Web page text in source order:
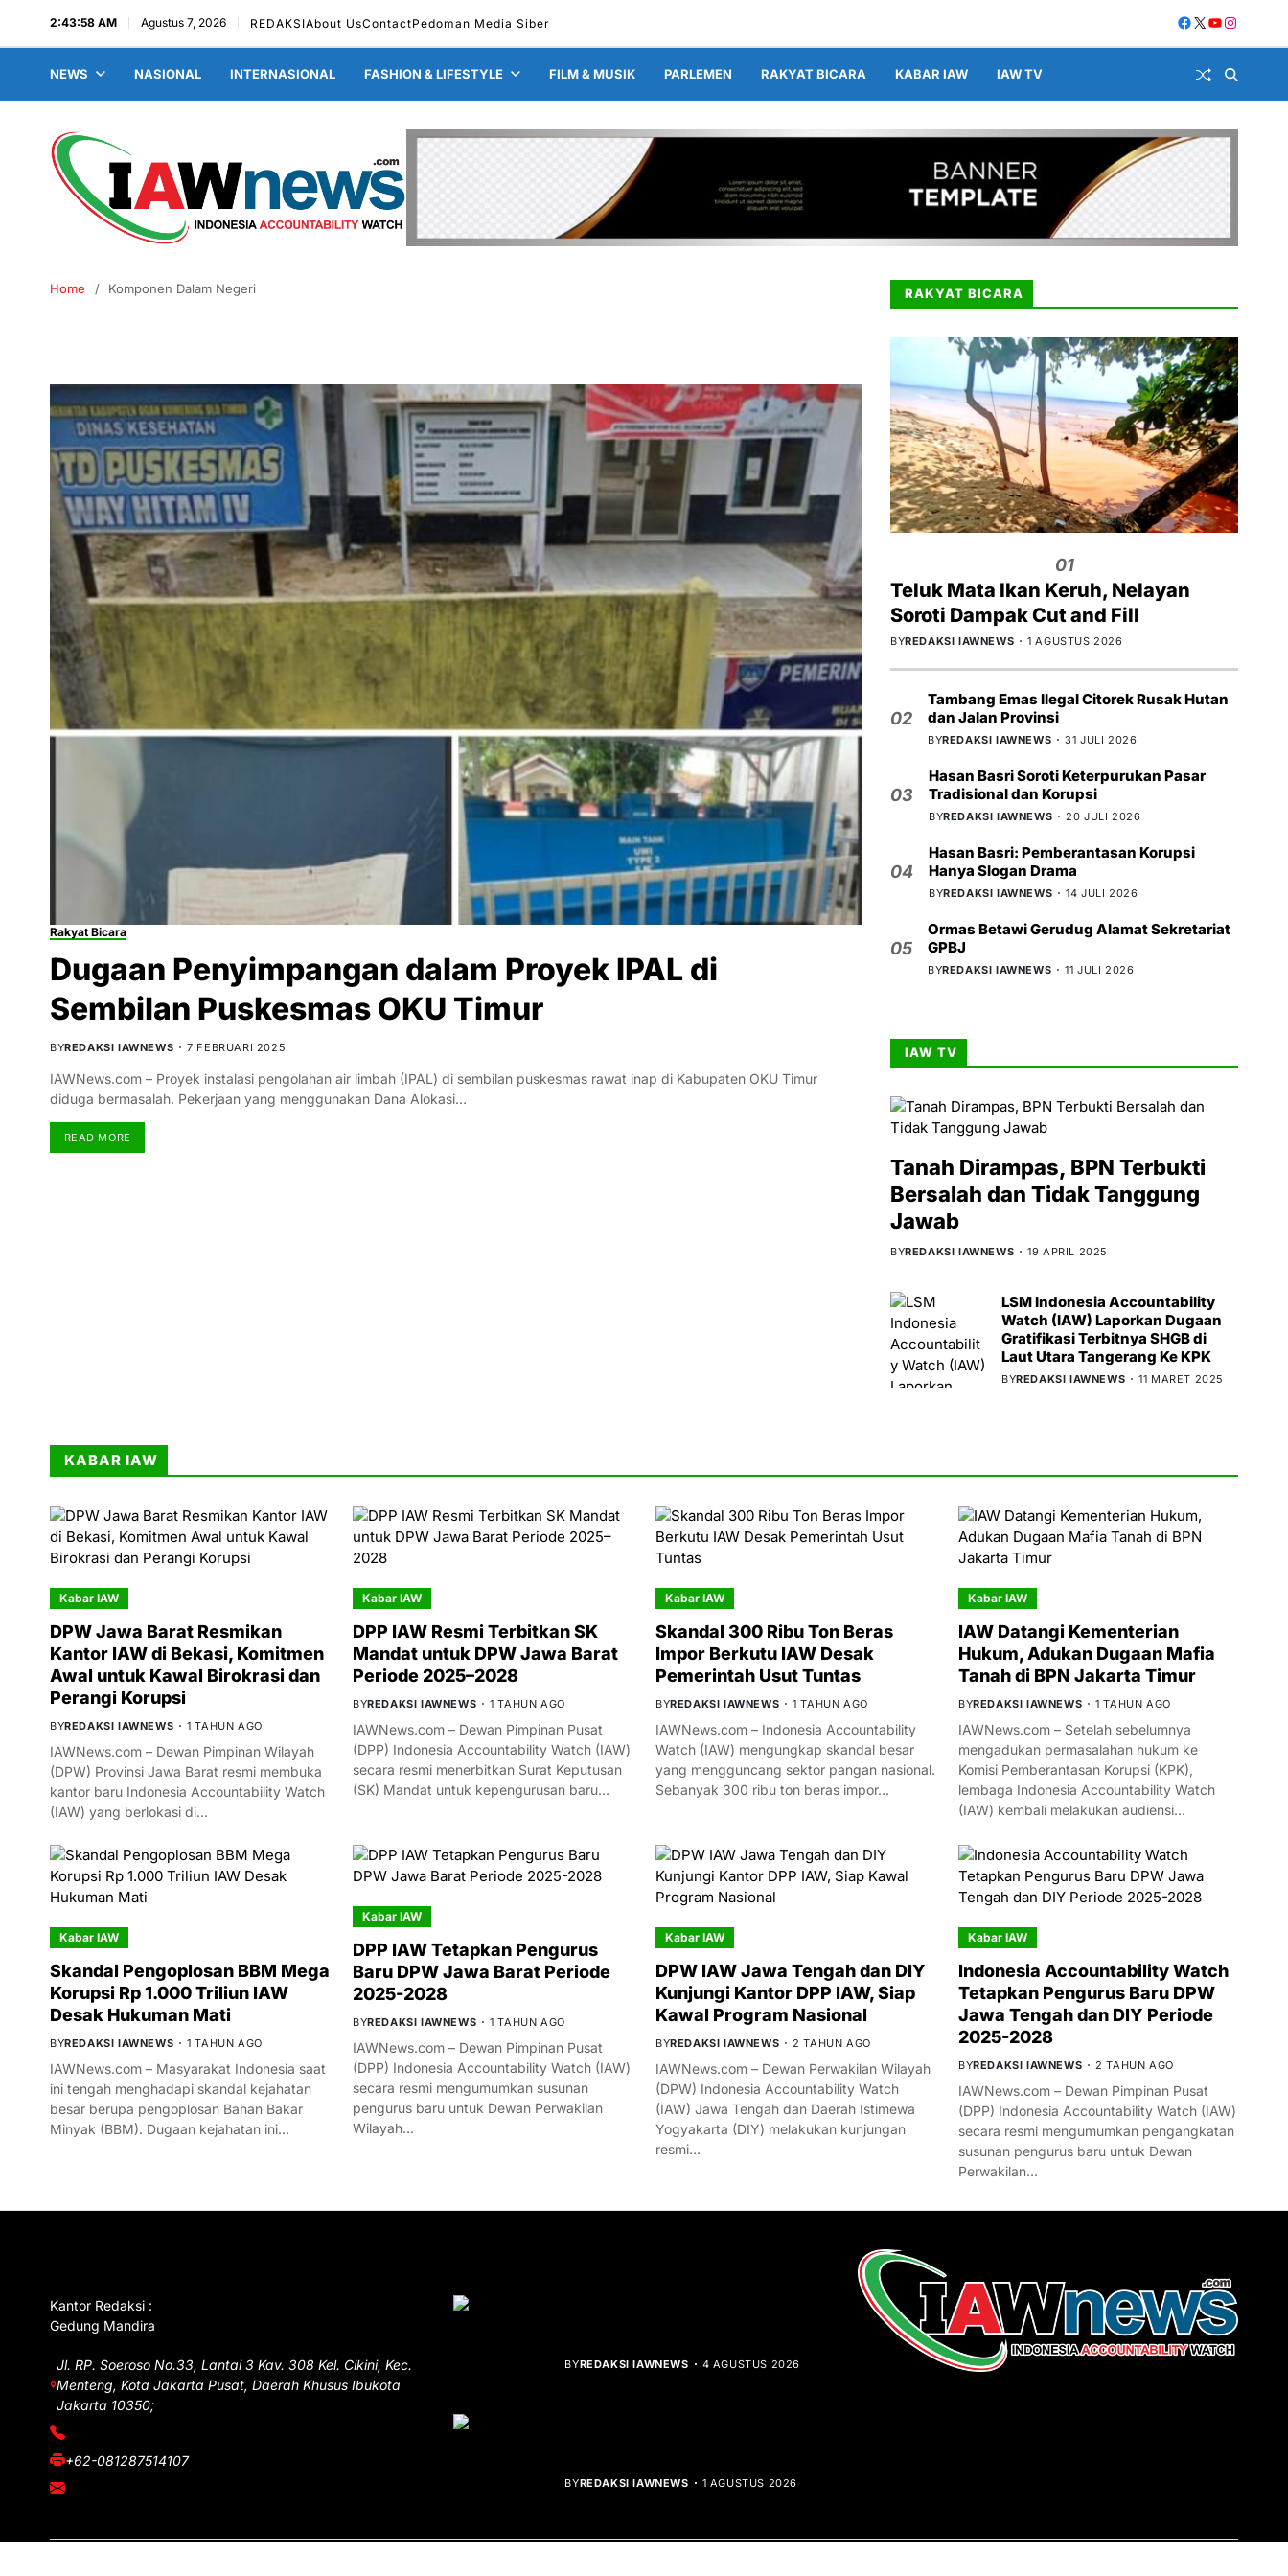
2:43:59 AM Agustus 7, 2026 REDAKSIAbout UsContactPedoman Media Siber
NEWS NASIONAL INTERNASIONAL FASHION & LIFESTYLE FILM & MUSIK PARLEMEN RAKYAT BICARA KABAR IAW IAW TV
Home Komponen Dalam Negeri
Rakyat Bicara
Dugaan Penyimpangan dalam Proyek IPAL di
Sembilan Puskesmas OKU Timur
BYREDAKSI IAWNEWS 7 FEBRUARI 2025
IAWNews.com – Proyek instalasi pengolahan air limbah (IPAL) di sembilan puskesmas rawat inap di Kabupaten OKU Timur
diduga bermasalah. Pekerjaan yang menggunakan Dana Alokasi…
READ MORE
RAKYAT BICARA
01
Teluk Mata Ikan Keruh, Nelayan
Soroti Dampak Cut and Fill
BYREDAKSI IAWNEWS 1 AGUSTUS 2026
02
Tambang Emas Ilegal Citorek Rusak Hutan
dan Jalan Provinsi
BYREDAKSI IAWNEWS 31 JULI 2026
03
Hasan Basri Soroti Keterpurukan Pasar
Tradisional dan Korupsi
BYREDAKSI IAWNEWS 20 JULI 2026
04
Hasan Basri: Pemberantasan Korupsi
Hanya Slogan Drama
BYREDAKSI IAWNEWS 14 JULI 2026
05
Ormas Betawi Gerudug Alamat Sekretariat
GPBJ
BYREDAKSI IAWNEWS 11 JULI 2026
IAW TV
Tanah Dirampas, BPN Terbukti
Bersalah dan Tidak Tanggung
Jawab
BYREDAKSI IAWNEWS 19 APRIL 2025
LSM Indonesia Accountability
Watch (IAW) Laporkan Dugaan
Gratifikasi Terbitnya SHGB di
Laut Utara Tangerang Ke KPK
BYREDAKSI IAWNEWS 11 MARET 2025
KABAR IAW
Kabar IAW
DPW Jawa Barat Resmikan
Kantor IAW di Bekasi, Komitmen
Awal untuk Kawal Birokrasi dan
Perangi Korupsi
BYREDAKSI IAWNEWS 1 TAHUN AGO
IAWNews.com – Dewan Pimpinan Wilayah
(DPW) Provinsi Jawa Barat resmi membuka
kantor baru Indonesia Accountability Watch
(IAW) yang berlokasi di…
Kabar IAW
DPP IAW Resmi Terbitkan SK
Mandat untuk DPW Jawa Barat
Periode 2025–2028
BYREDAKSI IAWNEWS 1 TAHUN AGO
IAWNews.com – Dewan Pimpinan Pusat
(DPP) Indonesia Accountability Watch (IAW)
secara resmi menerbitkan Surat Keputusan
(SK) Mandat untuk kepengurusan baru…
Kabar IAW
Skandal 300 Ribu Ton Beras
Impor Berkutu IAW Desak
Pemerintah Usut Tuntas
BYREDAKSI IAWNEWS 1 TAHUN AGO
IAWNews.com – Indonesia Accountability
Watch (IAW) mengungkap skandal besar
yang mengguncang sektor pangan nasional.
Sebanyak 300 ribu ton beras impor…
Kabar IAW
IAW Datangi Kementerian
Hukum, Adukan Dugaan Mafia
Tanah di BPN Jakarta Timur
BYREDAKSI IAWNEWS 1 TAHUN AGO
IAWNews.com – Setelah sebelumnya
mengadukan permasalahan hukum ke
Komisi Pemberantasan Korupsi (KPK),
lembaga Indonesia Accountability Watch
(IAW) kembali melakukan audiensi…
Kabar IAW
Skandal Pengoplosan BBM Mega
Korupsi Rp 1.000 Triliun IAW
Desak Hukuman Mati
BYREDAKSI IAWNEWS 1 TAHUN AGO
IAWNews.com – Masyarakat Indonesia saat
ini tengah menghadapi skandal kejahatan
besar berupa pengoplosan Bahan Bakar
Minyak (BBM). Dugaan kejahatan ini…
Kabar IAW
DPP IAW Tetapkan Pengurus
Baru DPW Jawa Barat Periode
2025-2028
BYREDAKSI IAWNEWS 1 TAHUN AGO
IAWNews.com – Dewan Pimpinan Pusat
(DPP) Indonesia Accountability Watch (IAW)
secara resmi mengumumkan susunan
pengurus baru untuk Dewan Perwakilan
Wilayah…
Kabar IAW
DPW IAW Jawa Tengah dan DIY
Kunjungi Kantor DPP IAW, Siap
Kawal Program Nasional
BYREDAKSI IAWNEWS 2 TAHUN AGO
IAWNews.com – Dewan Perwakilan Wilayah
(DPW) Indonesia Accountability Watch
(IAW) Jawa Tengah dan Daerah Istimewa
Yogyakarta (DIY) melakukan kunjungan
resmi…
Kabar IAW
Indonesia Accountability Watch
Tetapkan Pengurus Baru DPW
Jawa Tengah dan DIY Periode
2025-2028
BYREDAKSI IAWNEWS 2 TAHUN AGO
IAWNews.com – Dewan Pimpinan Pusat
(DPP) Indonesia Accountability Watch (IAW)
secara resmi mengumumkan pengangkatan
susunan pengurus baru untuk Dewan
Perwakilan…
Kantor Redaksi :
Gedung Mandira
Jl. RP. Soeroso No.33, Lantai 3 Kav. 308 Kel. Cikini, Kec.
Menteng, Kota Jakarta Pusat, Daerah Khusus Ibukota
Jakarta 10350;
+62-081287514107
BYREDAKSI IAWNEWS 4 AGUSTUS 2026
BYREDAKSI IAWNEWS 1 AGUSTUS 2026